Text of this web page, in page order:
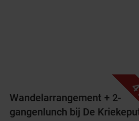
Wandelarrangement + 2-
gangenlunch bij De